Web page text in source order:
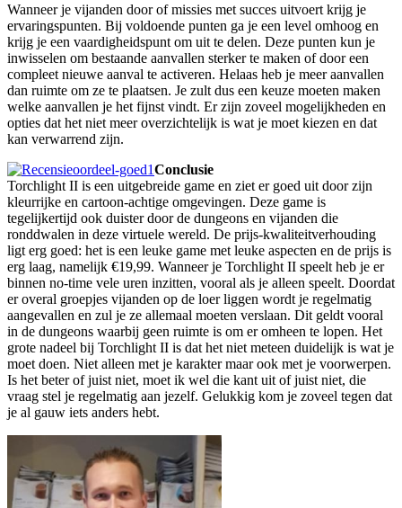
Wanneer je vijanden door of missies met succes uitvoert krijg je
ervaringspunten. Bij voldoende punten ga je een level omhoog en
krijg je een vaardigheidspunt om uit te delen. Deze punten kun je
inwisselen om bestaande aanvallen sterker te maken of door een
compleet nieuwe aanval te activeren. Helaas heb je meer aanvallen
dan ruimte om ze te plaatsen. Je zult dus een keuze moeten maken
welke aanvallen je het fijnst vindt. Er zijn zoveel mogelijkheden en
opties dat het niet meer overzichtelijk is wat je moet kiezen en dat
kan verwarrend zijn.
Conclusie
Torchlight II is een uitgebreide game en ziet er goed uit door zijn
kleurrijke en cartoon-achtige omgevingen. Deze game is
tegelijkertijd ook duister door de dungeons en vijanden die
ronddwalen in deze virtuele wereld. De prijs-kwaliteitverhouding
ligt erg goed: het is een leuke game met leuke aspecten en de prijs is
erg laag, namelijk €19,99. Wanneer je Torchlight II speelt heb je er
binnen no-time vele uren inzitten, vooral als je alleen speelt. Doordat
er overal groepjes vijanden op de loer liggen wordt je regelmatig
aangevallen en zul je ze allemaal moeten verslaan. Dit geldt vooral
in de dungeons waarbij geen ruimte is om er omheen te lopen. Het
grote nadeel bij Torchlight II is dat het niet meteen duidelijk is wat je
moet doen. Niet alleen met je karakter maar ook met je voorwerpen.
Is het beter of juist niet, moet ik wel die kant uit of juist niet, die
vraag stel je regelmatig aan jezelf. Gelukkig kom je zoveel tegen dat
je al gauw iets anders hebt.